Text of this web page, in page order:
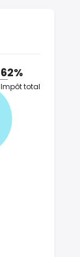
62%
Impôt total